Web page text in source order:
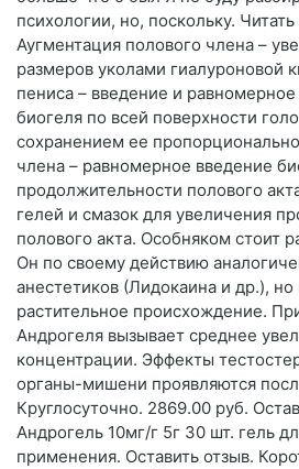
психологии, но, поскольку.
Аугментация полового члена –
размеров уколами гиалуроновой
пениса – введение и
биогеля по всей поверхности
сохранением ее
члена – равномерное введение
продолжительности полового
гелей и смазок для увеличения
полового акта. Особняком стоит
Он по своему действию
анестетиков (Лидокаина и др.),
растительное происхождение.
Андрогеля вызывает среднее
концентрации. Эффекты
органы-мишени проявляются
Круглосуточно. 2869.00 руб.
Андрогель 10мг/г 5г 30 шт. гель
применения. Оставить отзыв.